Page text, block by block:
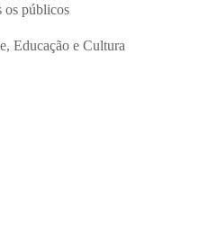
os públicos
Educação e Cultura